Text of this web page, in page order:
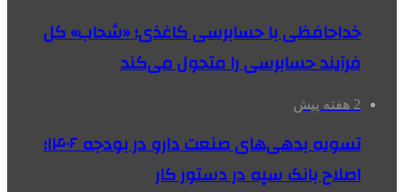
خداحافظی با حسابرسی کاغذی؛ «شحاب» کل
فرآیند حسابرسی را متحول می‌کند
2 هفته پیش
تسویه بدهی‌های صنعت دارو در بودجه ۱۴۰۶؛
اصلاح بانک سپه در دستور کار